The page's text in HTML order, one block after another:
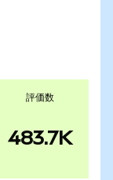
評価数
483.7K